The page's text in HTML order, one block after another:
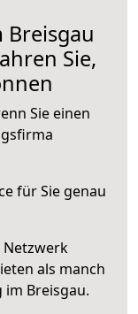
Breisgau
Sie,
Sie einen
für Sie genau
als manch
Breisgau.